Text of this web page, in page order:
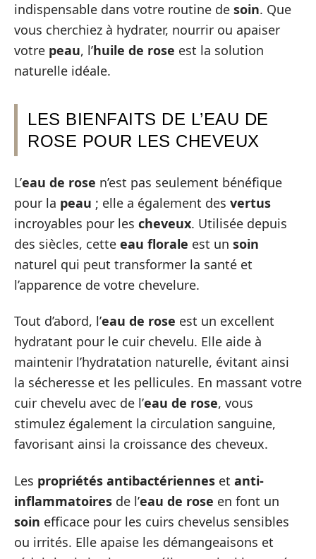
indispensable dans votre routine de soin. Que
vous cherchiez à hydrater, nourrir ou apaiser
votre peau, l’huile de rose est la solution
naturelle idéale.
LES BIENFAITS DE L’EAU DE
ROSE POUR LES CHEVEUX
L’eau de rose n’est pas seulement bénéfique
pour la peau ; elle a également des vertus
incroyables pour les cheveux. Utilisée depuis
des siècles, cette eau florale est un soin
naturel qui peut transformer la santé et
l’apparence de votre chevelure.
Tout d’abord, l’eau de rose est un excellent
hydratant pour le cuir chevelu. Elle aide à
maintenir l’hydratation naturelle, évitant ainsi
la sécheresse et les pellicules. En massant votre
cuir chevelu avec de l’eau de rose, vous
stimulez également la circulation sanguine,
favorisant ainsi la croissance des cheveux.
Les propriétés antibactériennes et anti-
inflammatoires de l’eau de rose en font un
soin efficace pour les cuirs chevelus sensibles
ou irrités. Elle apaise les démangeaisons et